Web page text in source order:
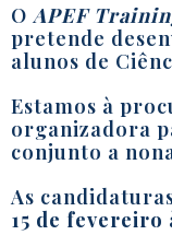
O APEF
pretende
alunos de
Estamos à
organizadora
conjunto a
As
15 de fevereiro